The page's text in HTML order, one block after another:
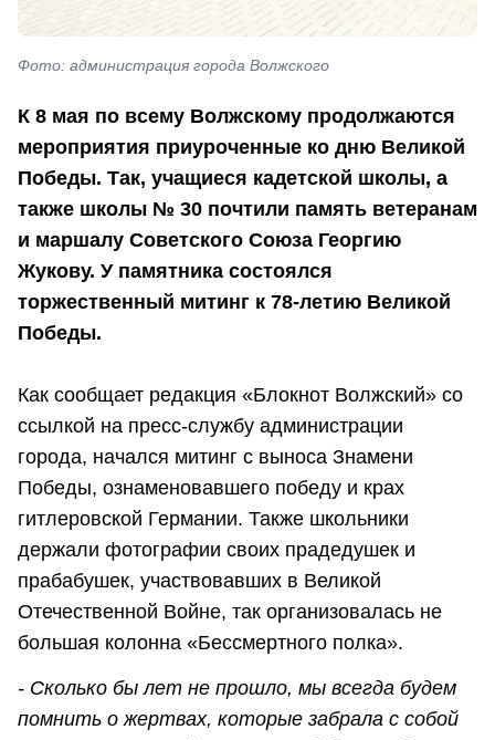
Фото: администрация города Волжского
К 8 мая по всему Волжскому продолжаются
мероприятия приуроченные ко дню Великой
Победы. Так, учащиеся кадетской школы, а
также школы № 30 почтили память ветеранам
и маршалу Советского Союза Георгию
Жукову. У памятника состоялся
торжественный митинг к 78-летию Великой
Победы.
Как сообщает редакция «Блокнот Волжский» со
ссылкой на пресс-службу администрации
города, начался митинг с выноса Знамени
Победы, ознаменовавшего победу и крах
гитлеровской Германии. Также школьники
держали фотографии своих прадедушек и
прабабушек, участвовавших в Великой
Отечественной Войне, так организовалась не
большая колонна «Бессмертного полка».
- Сколько бы лет не прошло, мы всегда будем
помнить о жертвах, которые забрала с собой